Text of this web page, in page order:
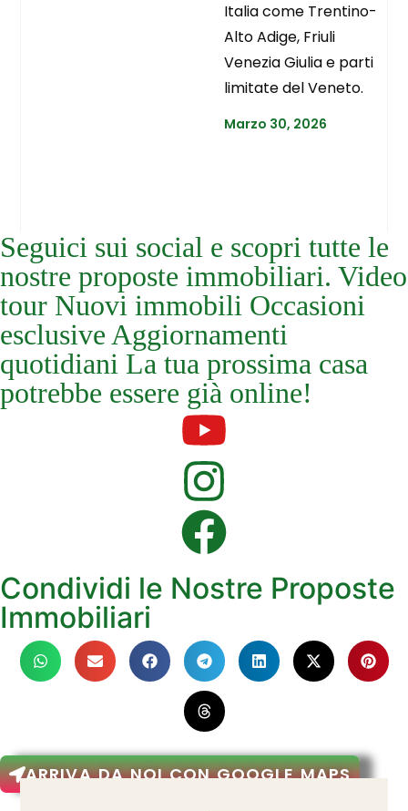
Italia come Trentino-
Alto Adige, Friuli
Venezia Giulia e parti
limitate del Veneto.
Marzo 30, 2026
Seguici sui social e scopri tutte le
nostre proposte immobiliari. Video
tour Nuovi immobili Occasioni
esclusive Aggiornamenti
quotidiani La tua prossima casa
potrebbe essere già online!
Condividi le Nostre Proposte
Immobiliari
ARRIVA DA NOI CON GOOGLE MAPS